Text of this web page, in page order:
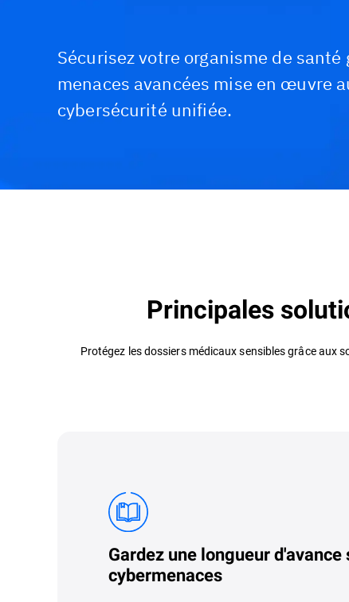
Sécurisez votre organisme de
menaces avancées mise en œuvre
cybersécurité unifiée.
Principales
Protégez les dossiers médicaux sensibles grâce aux
Gardez une longueur d'avance
cybermenaces